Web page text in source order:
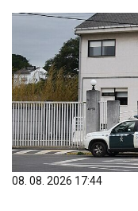
08. 08. 2026 17:44